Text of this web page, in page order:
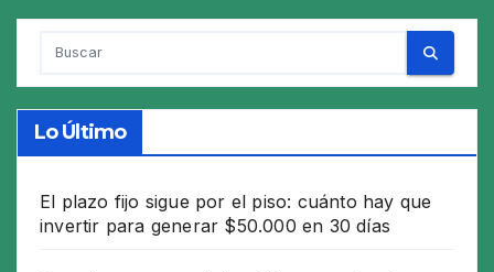
Lo Último
El plazo fijo sigue por el piso: cuánto hay que
invertir para generar $50.000 en 30 días